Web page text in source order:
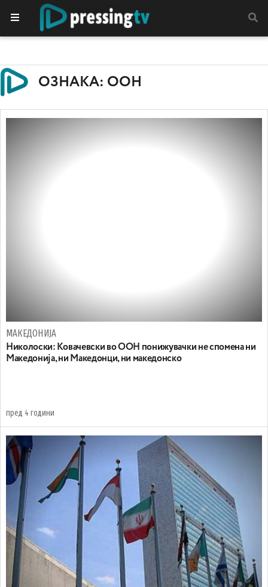
ОЗНАКА: ООН
МАКЕДОНИЈА
Николоски: Ковачевски во ООН понижувачки не спомена ни
Македонија, ни Македонци, ни македонско
пред 4 години